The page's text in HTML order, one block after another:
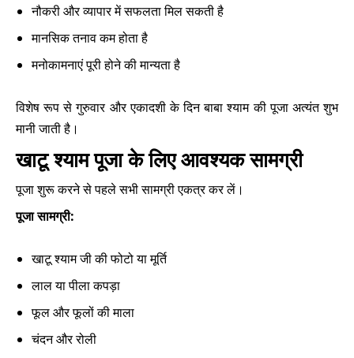
नौकरी और व्यापार में सफलता मिल सकती है
मानसिक तनाव कम होता है
मनोकामनाएं पूरी होने की मान्यता है
विशेष रूप से गुरुवार और एकादशी के दिन बाबा श्याम की पूजा अत्यंत शुभ
मानी जाती है।
खाटू श्याम पूजा के लिए आवश्यक सामग्री
पूजा शुरू करने से पहले सभी सामग्री एकत्र कर लें।
पूजा सामग्री:
खाटू श्याम जी की फोटो या मूर्ति
लाल या पीला कपड़ा
फूल और फूलों की माला
चंदन और रोली